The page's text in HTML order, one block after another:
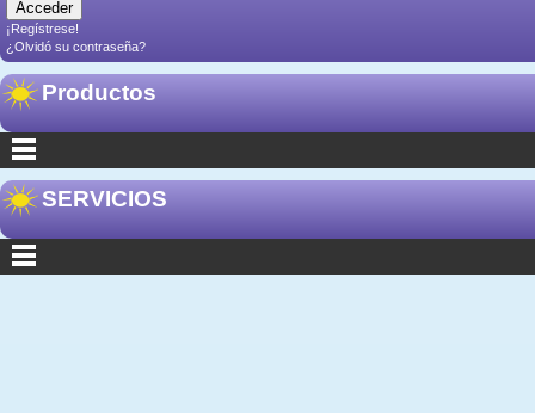
¡Regístrese!
¿Olvidó su contraseña?
Productos
SERVICIOS